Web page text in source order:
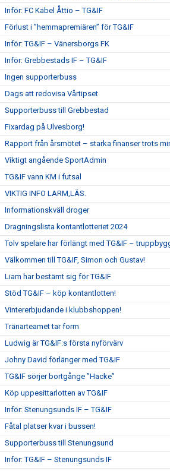
Inför: FC Kabel Åttio – TG&IF
Förlust i ”hemmapremiären” för TG&IF
Inför: TG&IF – Vänersborgs FK
Inför: Grebbestads IF – TG&IF
Ingen supporterbuss
Dags att redovisa Vårtipset
Supporterbuss till Grebbestad
Fixardag på Ulvesborg!
Rapport från årsmötet – starka finanser trots
Viktigt angående SportAdmin
TG&IF vann KM i futsal
VIKTIG INFO LARM,LÄS.
Informationskväll droger
Dragningslista kontantlotteriet 2024
Tolv spelare har förlängt med TG&IF –
Välkommen till TG&IF, Simon och Gustav!
Liam har bestämt sig för TG&IF
Stöd TG&IF – köp kontantlotten!
Vintererbjudande i klubbshoppen!
Tränarteamet tar form
Ludwig är TG&IF:s första nyförvärv
Johny David förlänger med TG&IF
TG&IF sörjer bortgånge ”Hacke”
Köp uppesittarlotten av TG&IF
Inför: Stenungsunds IF – TG&IF
Fåtal platser kvar i bussen!
Supporterbuss till Stenungsund
Inför: TG&IF – Stenungsunds IF